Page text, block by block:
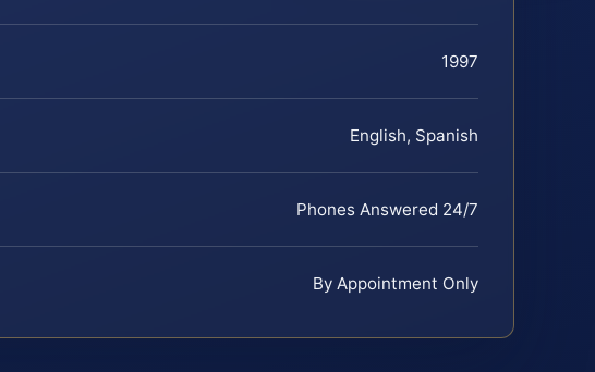
1997
English, Spanish
Phones Answered 24/7
By Appointment Only